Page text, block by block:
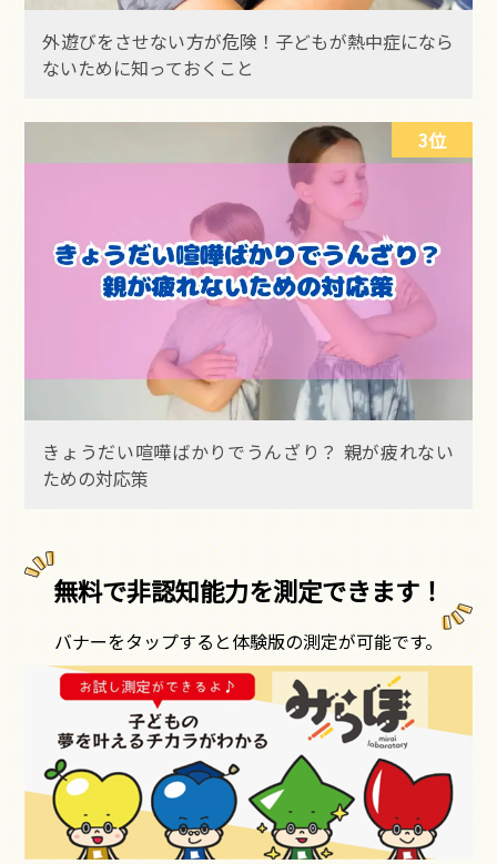
外遊びをさせない方が危険！子どもが熱中症になら
ないために知っておくこと
3位
きょうだい喧嘩ばかりでうんざり？ 親が疲れない
ための対応策
無料で非認知能力を測定できます！
バナーをタップすると体験版の測定が可能です。